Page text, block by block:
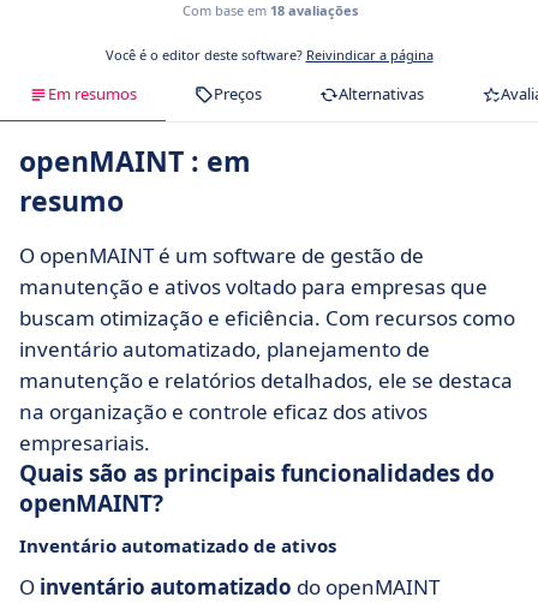
Com base em 18 avaliações
Você é o editor deste software? Reivindicar a página
Em resumos Preços Alternativas
openMAINT : em
resumo
O openMAINT é um software de gestão de
manutenção e ativos voltado para empresas que
buscam otimização e eficiência. Com recursos como
inventário automatizado, planejamento de
manutenção e relatórios detalhados, ele se destaca
na organização e controle eficaz dos ativos
empresariais.
Quais são as principais funcionalidades do
openMAINT?
Inventário automatizado de ativos
O inventário automatizado do openMAINT